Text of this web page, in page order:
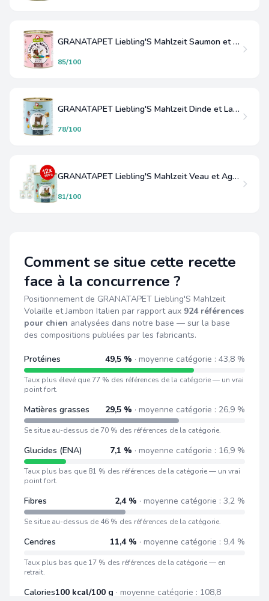
GRANATAPET Liebling'S Mahlzeit Saumon et Dinde
85/100
GRANATAPET Liebling'S Mahlzeit Dinde et Lapin Junior/Puppy
78/100
GRANATAPET Liebling'S Mahlzeit Veau et Agneau
81/100
Comment se situe cette recette
face à la concurrence ?
Positionnement de GRANATAPET Liebling'S Mahlzeit
Volaille et Jambon Italien par rapport aux 924 références
pour chien analysées dans notre base — sur la base
des compositions publiées par les fabricants.
Protéines 49,5 % · moyenne catégorie : 43,8 %
Taux plus élevé que 77 % des références de la catégorie — un vrai
point fort.
Matières grasses 29,5 % · moyenne catégorie : 26,9 %
Se situe au-dessus de 70 % des références de la catégorie.
Glucides (ENA) 7,1 % · moyenne catégorie : 16,9 %
Taux plus bas que 81 % des références de la catégorie — un vrai
point fort.
Fibres 2,4 % · moyenne catégorie : 3,2 %
Se situe au-dessus de 46 % des références de la catégorie.
Cendres 11,4 % · moyenne catégorie : 9,4 %
Taux plus bas que 17 % des références de la catégorie — en
retrait.
Calories100 kcal/100 g · moyenne catégorie : 108,8